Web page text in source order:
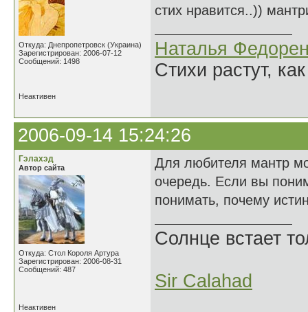
Откуда: Днепропетровск (Украина)
Зарегистрирован: 2006-07-12
Сообщений: 1498
стих нравится..))
Наталья
Стихи растут,
Неактивен
2006-09-14 15:24:26
Гэлахэд
Автор сайта
Откуда: Стол Короля Артура
Зарегистрирован: 2006-08-31
Сообщений: 487
Для любителя мантр
очередь. Если вы
понимать, почему
Солнце встает
Sir Calahad
Неактивен